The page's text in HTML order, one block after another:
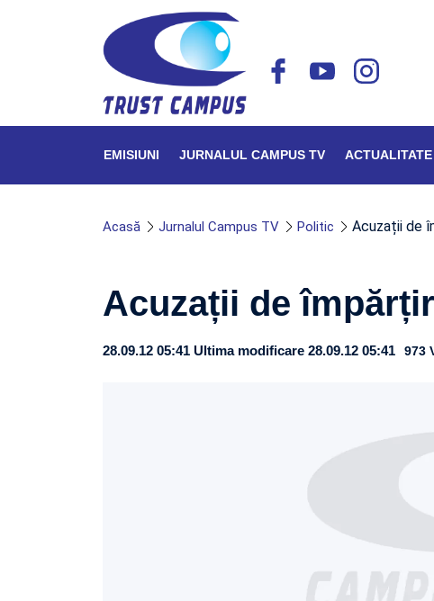
EMISIUNI JURNALUL CAMPUS TV ACTUALITATE
Acasă Jurnalul Campus TV Politic Acuzații de
Acuzații de
28.09.12 05:41 Ultima modificare 28.09.12 05:41 973